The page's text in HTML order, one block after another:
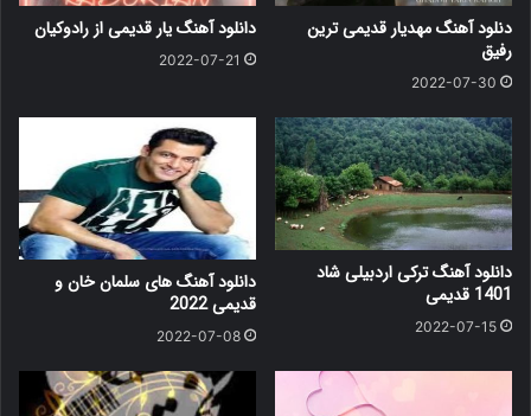
دنلود آهنگ مهدیار قدیمی ترین
رفیق
2022-07-30
دانلود آهنگ یار قدیمی از رادوکیان
2022-07-21
دانلود آهنگ ترکی اردبیلی شاد
1401 قدیمی
2022-07-15
دانلود آهنگ های سلمان خان و
قدیمی 2022
2022-07-08